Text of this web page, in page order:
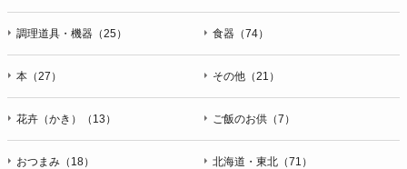
調理道具・機器（25） 食器（74）
本（27） その他（21）
花卉（かき）（13） ご飯のお供（7）
おつまみ（18） 北海道・東北（71）